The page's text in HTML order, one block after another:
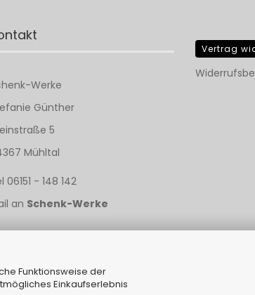
Funktionsweise der
Einkaufserlebnis
Werke
Günther
5
Mühltal
06151 - 148 142
an Schenk-Werke
Vertrag